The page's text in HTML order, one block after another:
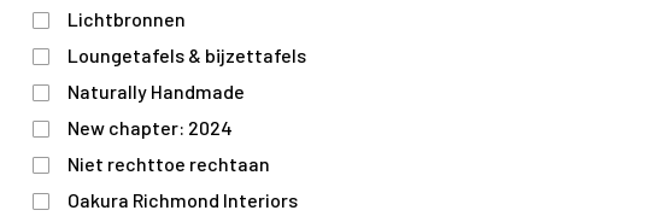
Lichtbronnen
Loungetafels & bijzettafels
Naturally Handmade
New chapter: 2024
Niet rechttoe rechtaan
Oakura Richmond Interiors